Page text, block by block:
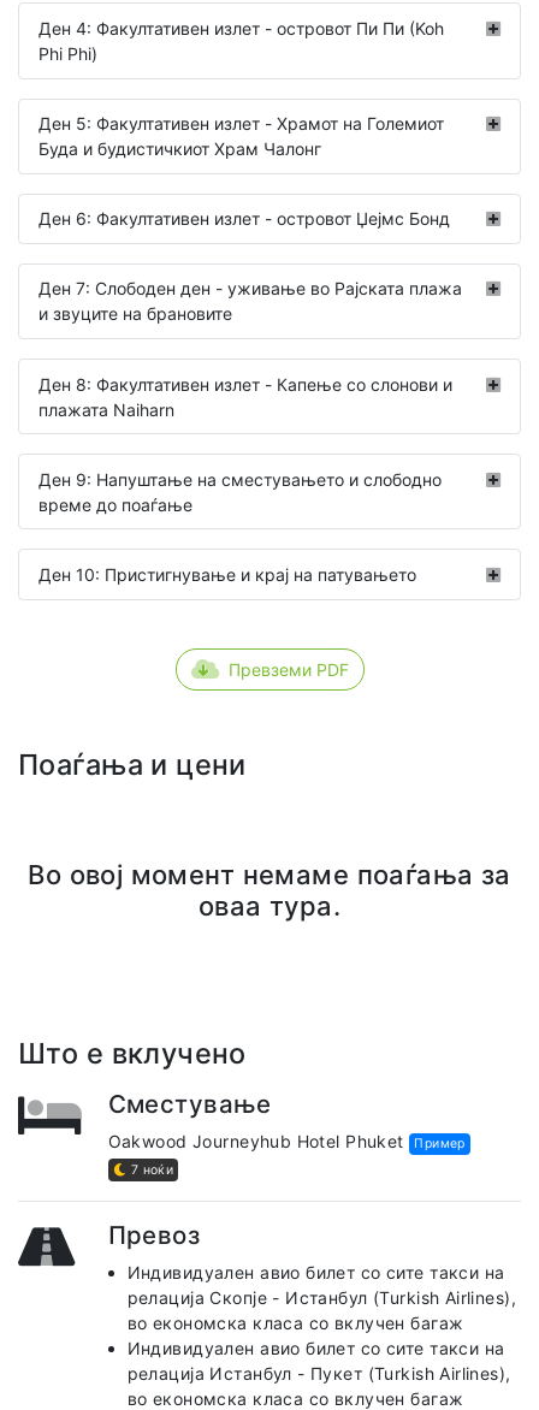
Ден 4: Факултативен излет - островот Пи Пи (Koh
Phi Phi)
Ден 5: Факултативен излет - Храмот на Големиот
Буда и будистичкиот Храм Чалонг
Ден 6: Факултативен излет - островот Џејмс Бонд
Ден 7: Слободен ден - уживање во Рајската плажа
и звуците на брановите
Ден 8: Факултативен излет - Капење со слонови и
плажата Naiharn
Ден 9: Напуштање на сместувањето и слободно
време до поаѓање
Ден 10: Пристигнување и крај на патувањето
Превземи PDF
Поаѓања и цени
Во овој момент немаме поаѓања за
оваа тура.
Што е вклучено
Сместување
Oakwood Journeyhub Hotel Phuket
Пример
7 ноќи
Превоз
Индивидуален авио билет со сите такси на
релација Скопје - Истанбул (Turkish Airlines),
во економска класа со вклучен багаж
Индивидуален авио билет со сите такси на
релација Истанбул - Пукет (Turkish Airlines),
во економска класа со вклучен багаж